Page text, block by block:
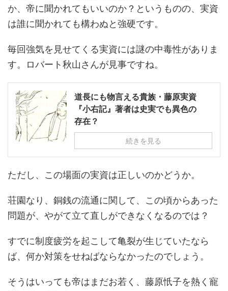
か、帝に聞かれてもいいのか？というものの、実資
は誰に聞かれても構わぬと強硬です。
毎回強気を見せてくる実資には謎の中毒性がありま
す。ロバート秋山さんが見事ですね。
道長にも物言える貴族・藤原実資
『小右記』著者は史実でも異色の
存在？
続きを見る
ただし、この場面の実資は正しいのかどうか。
荘園なり、銅銭の流通に関して、この頃からあった
問題が、やがて立て直しができなくなるのでは？
すでに制度疲労を起こして亀裂が生じていたなら
ば、何か対策をせねばならなかったのでしょう。
そうはいっても帝はまだお若く、藤原忯子を熱く寵